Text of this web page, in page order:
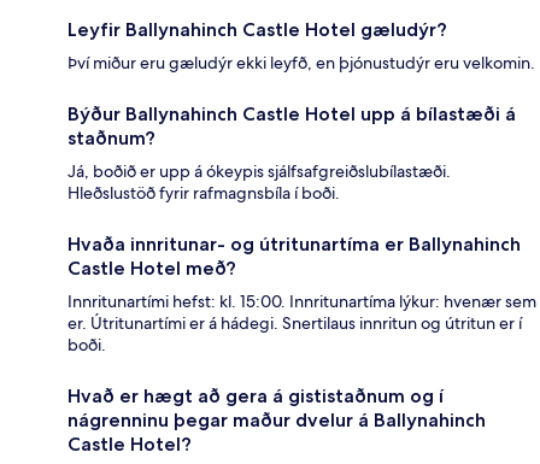
Leyfir Ballynahinch Castle Hotel gæludýr?
Því miður eru gæludýr ekki leyfð, en þjónustudýr eru velkomin.
Býður Ballynahinch Castle Hotel upp á bílastæði á
staðnum?
Já, boðið er upp á ókeypis sjálfsafgreiðslubílastæði.
Hleðslustöð fyrir rafmagnsbíla í boði.
Hvaða innritunar- og útritunartíma er Ballynahinch
Castle Hotel með?
Innritunartími hefst: kl. 15:00. Innritunartíma lýkur: hvenær sem
er. Útritunartími er á hádegi. Snertilaus innritun og útritun er í
boði.
Hvað er hægt að gera á gististaðnum og í
nágrenninu þegar maður dvelur á Ballynahinch
Castle Hotel?